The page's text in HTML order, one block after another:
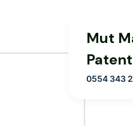
Mut
Patent
0554 343